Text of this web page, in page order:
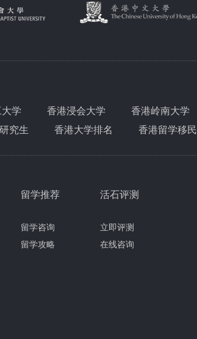
学 香港浸会大学 香港岭南大学
究生 香港大学排名 香港留学移民
留学推荐
留学咨询
留学攻略
活石评测
立即评测
在线咨询